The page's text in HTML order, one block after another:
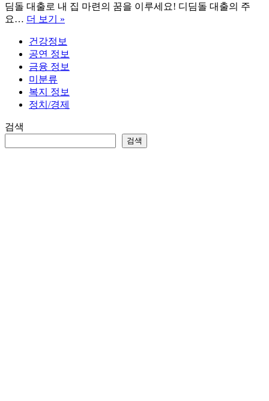
딤돌 대출로 내 집 마련의 꿈을 이루세요! 디딤돌 대출의 주
요… 더 보기 »
돌
대
출
건
및
청
건강정보
공연 정보
금융 정보
미분류
복지 정보
정치/경제
검색
검색